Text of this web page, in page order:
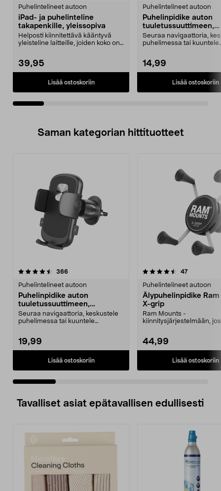
Puhelintelineet autoon
iPad- ja puhelinteline
takapenkille, yleissopiva
Helposti kiinnitettävä kääntyvä
yleisteline laitteille, joiden koko on
39,95
Lisää ostoskoriin
Puhelintelineet autoon
Puhelinpidike auton
tuuletussuuttimeen,
puristuskiinnike
Seuraa navigaattoria,
puhelimessa tai kuuntele
14,99
Lisää ostoskoriin
Saman kategorian hittituotteet
366arvostelut
Puhelintelineet autoon
Puhelinpidike auton
tuuletussuuttimeen,
puristuskiinnike
Seuraa navigaattoria, keskustele
puhelimessa tai kuuntele
19,99
Lisää ostoskoriin
4.5 viidestä
47arvostelut
Puhelintelineet autoon
Älypuhelinpidike
X-grip
Ram Mounts -
kiinnitysjärjestelmään,
44,99
Lisää ostoskoriin
4.5 viidestä
Tavalliset asiat epätavallisen edullisesti